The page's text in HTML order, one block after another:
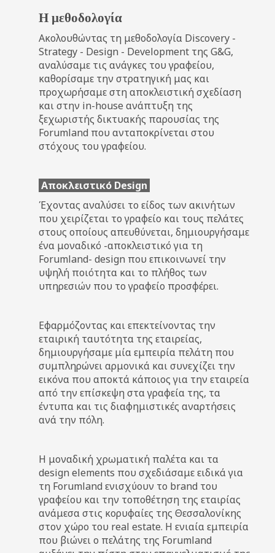
Η μεθοδολογία
Ακολουθώντας τη μεθοδολογία Discovery -
Strategy - Design - Development της G&G,
αναλύσαμε τις ανάγκες του γραφείου,
καθορίσαμε την στρατηγική μας και
προχωρήσαμε στη αποκλειστική σχεδίαση
και στην in-house ανάπτυξη της
ξεχωριστής δικτυακής παρουσίας της
Forumland που ανταποκρίνεται στου
στόχους του γραφείου.
Αποκλειστικό Design
Έχοντας αναλύσει το είδος των ακινήτων
που χειρίζεται το γραφείο και τους πελάτες
στους οποίους απευθύνεται, δημιουργήσαμε
ένα μοναδικό -αποκλειστικό για τη
Forumland- design που επικοινωνεί την
υψηλή ποιότητα και το πλήθος των
υπηρεσιών που το γραφείο προσφέρει.
Εφαρμόζοντας και επεκτείνοντας την
εταιρική ταυτότητα της εταιρείας,
δημιουργήσαμε μία εμπειρία πελάτη που
συμπληρώνει αρμονικά και συνεχίζει την
εικόνα που αποκτά κάποιος για την εταιρεία
από την επίσκεψη στα γραφεία της, τα
έντυπα και τις διαφημιστικές αναρτήσεις
ανά την πόλη.
Η μοναδική χρωματική παλέτα και τα
design elements που σχεδιάσαμε ειδικά για
τη Forumland ενισχύουν το brand του
γραφείου και την τοποθέτηση της εταιρίας
ανάμεσα στις κορυφαίες της Θεσσαλονίκης
στον χώρο του real estate. Η ενιαία εμπειρία
που βιώνει ο πελάτης της Forumland